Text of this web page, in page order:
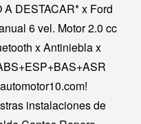
DESTACAR* x Ford
6 vel. Motor 2.0 cc
x Antiniebla x
instalaciones de